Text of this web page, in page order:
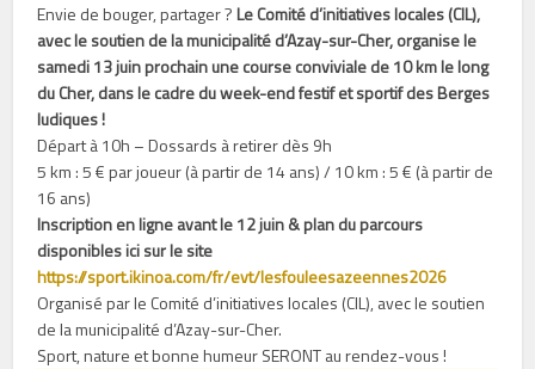
Envie de bouger, partager ?Le Comité d’initiatives locales (CIL),
avec le soutien de la municipalité d’Azay-sur-Cher, organise le
samedi 13 juin prochain une course conviviale de 10 km le long
du Cher, dans le cadre du week-end festif et sportif des Berges
ludiques !
Départ à 10h – Dossards à retirer dès 9h
5 km : 5 € par joueur (à partir de 14 ans) / 10 km : 5 € (à partir de
16 ans)
Inscription en ligne avant le 12 juin & plan du parcours
disponibles ici sur le site
https://sport.ikinoa.com/fr/evt/lesfouleesazeennes2026
Organisé par le Comité d’initiatives locales (CIL), avec le soutien
de la municipalité d’Azay-sur-Cher.
Sport, nature et bonne humeur SERONT au rendez-vous !